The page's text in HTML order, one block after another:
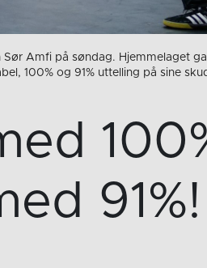
Amfi på søndag. Hjemmelaget
100% og 91% uttelling på sine
91%!